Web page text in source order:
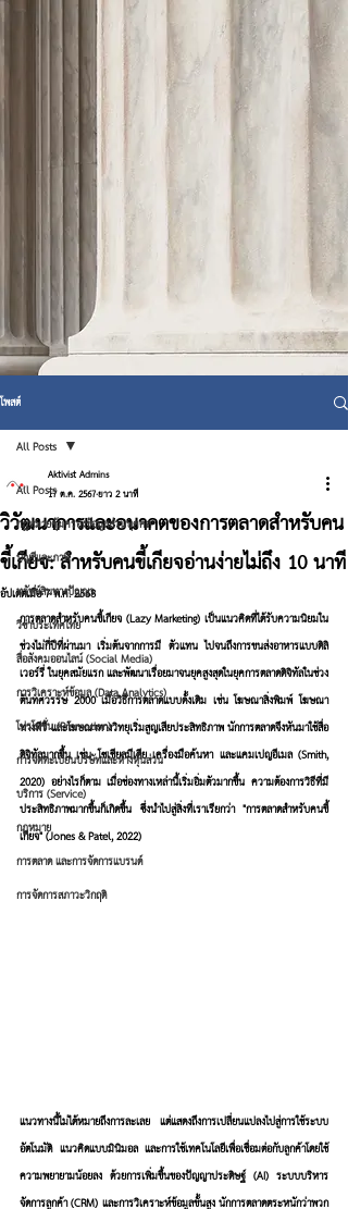
โพสต์
All Posts
กฎหมายคุ้มครองข้อมูลส่วนบุคคล
บัญชีและภาษี
ทรัพย์สินทางปัญญา
วีซ่าประเทศไทย
สื่อสังคมออนไลน์ (Social Media)
การวิเคราะห์ข้อมูล (Data Analytics)
โปรโมชั่น (Promotion)
การจดทะเบียนบริษัทและห้างหุ้นส่วน
บริการ (Service)
กฎหมาย
การตลาด และการจัดการแบรนด์
การจัดการสภาวะวิกฤติ
All Posts
วิวัฒนาการและอนาคตของการตลาดสำหรับคน
ขี้เกียจ: สำหรับคนขี้เกียจอ่านง่ายไม่ถึง 10 นาที
Aktivist Admins
17 ต.ค. 2567ยาว 2 นาที
อัปเดตเมื่อ7 พ.ค. 2568
การตลาดสำหรับคนขี้เกียจ (Lazy Marketing) เป็นแนวคิดที่ได้รับความนิยมใน
ช่วงไม่กี่ปีที่ผ่านมา เริ่มต้นจากการมี ตัวแทน ไปจนถึงการขนส่งอาหารแบบดิลิ
เวอร์รี่ ในยุคสมัยแรก และพัฒนาเรื่อยมาจนยุคสูงสุดในยุคการตลาดดิจิทัลในช่วง
ต้นทศวรรษ 2000 เมื่อวิธีการตลาดแบบดั้งเดิม เช่น โฆษณาสิ่งพิมพ์ โฆษณา
ทางทีวี และโฆษณาทางวิทยุเริ่มสูญเสียประสิทธิภาพ นักการตลาดจึงหันมาใช้สื่อ
ดิจิทัลมากขึ้น เช่น โซเชียลมีเดีย เครื่องมือค้นหา และแคมเปญอีเมล (Smith,
2020) อย่างไรก็ตาม เมื่อช่องทางเหล่านี้เริ่มอิ่มตัวมากขึ้น ความต้องการวิธีที่มี
ประสิทธิภาพมากขึ้นก็เกิดขึ้น ซึ่งนำไปสู่สิ่งที่เราเรียกว่า "การตลาดสำหรับคนขี้
เกียจ" (Jones & Patel, 2022)
แนวทางนี้ไม่ได้หมายถึงการละเลย แต่แสดงถึงการเปลี่ยนแปลงไปสู่การใช้ระบบ
อัตโนมัติ แนวคิดแบบมินิมอล และการใช้เทคโนโลยีเพื่อเชื่อมต่อกับลูกค้าโดยใช้
ความพยายามน้อยลง ด้วยการเพิ่มขึ้นของปัญญาประดิษฐ์ (AI) ระบบบริหาร
จัดการลูกค้า (CRM) และการวิเคราะห์ข้อมูลขั้นสูง นักการตลาดตระหนักว่าพวก